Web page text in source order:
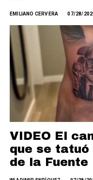
EMILIANO CERVERA 07/28/
VIDEO El
que se
de la Fuente